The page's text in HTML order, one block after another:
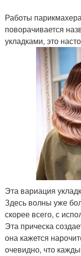
Работы
поворачивается
укладками, это
Эта вариация
Здесь волны уже
скорее всего, с
Эта прическа
она кажется
очевидно, что